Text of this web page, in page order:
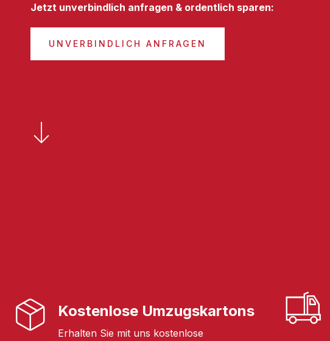
Jetzt unverbindlich anfragen & ordentlich sparen:
UNVERBINDLICH ANFRAGEN
Kostenlose Umzugskartons
Erhalten Sie mit uns kostenlose